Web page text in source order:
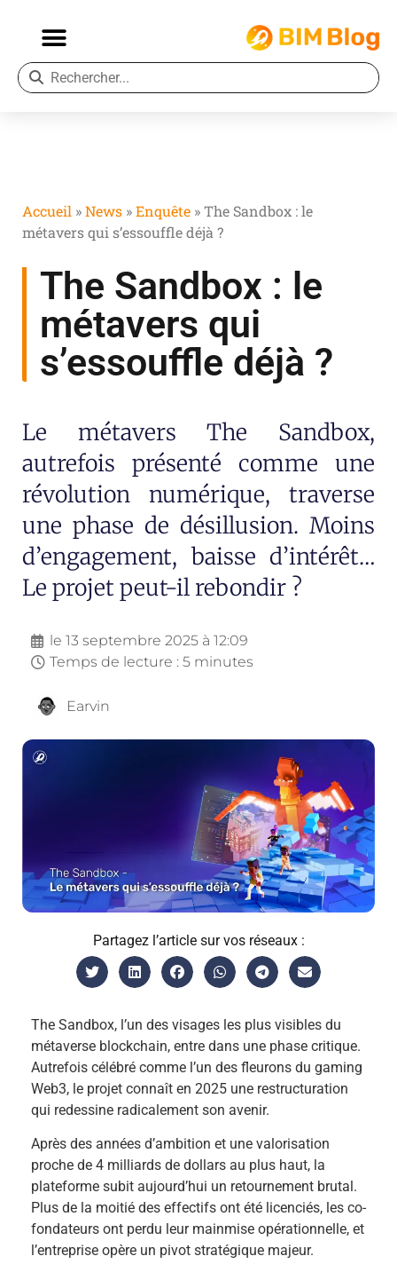
Accueil »News »Enquête »The Sandbox : le
métavers qui s’essouffle déjà ?
The Sandbox : le
métavers qui
s’essouffle déjà ?
Le métavers The Sandbox,
autrefois présenté comme une
révolution numérique, traverse
une phase de désillusion. Moins
d’engagement, baisse d’intérêt…
Le projet peut-il rebondir ?
le 13 septembre 2025 à 12:09
Temps de lecture : 5 minutes
Earvin
Partagez l’article sur vos réseaux :
The Sandbox, l’un des visages les plus visibles du
métaverse blockchain, entre dans une phase critique.
Autrefois célébré comme l’un des fleurons du gaming
Web3, le projet connaît en 2025 une restructuration
qui redessine radicalement son avenir.
Après des années d’ambition et une valorisation
proche de 4 milliards de dollars au plus haut, la
plateforme subit aujourd’hui un retournement brutal.
Plus de la moitié des effectifs ont été licenciés, les co-
fondateurs ont perdu leur mainmise opérationnelle, et
l’entreprise opère un pivot stratégique majeur.